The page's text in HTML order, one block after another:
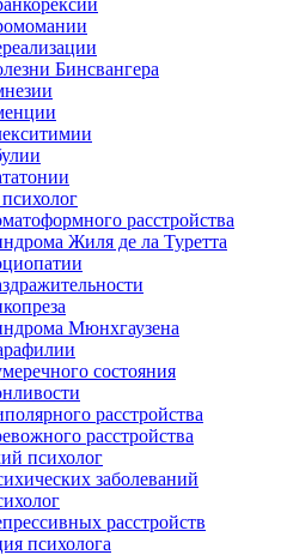
Бинсвангера
расстройства
Жиля де ла Туретта
Мюнхгаузена
состояния
расстройства
расстройства
психолог
заболеваний
расстройств
психолога